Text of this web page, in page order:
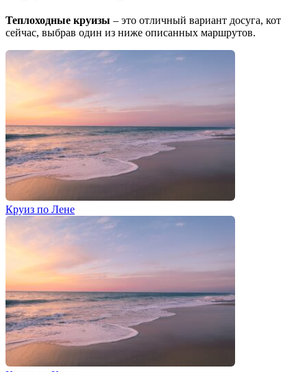
Теплоходные круизы – это отличный вариант досуга,
сейчас, выбрав один из ниже описанных маршрутов.
Круиз по Лене